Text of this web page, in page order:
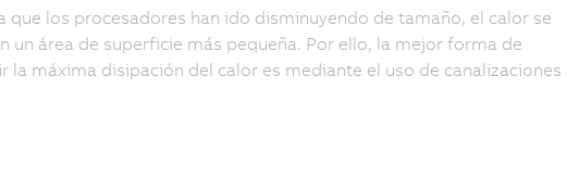
que los procesadores han ido disminuyendo de tamaño, el calor se
un área de superficie más pequeña. Por ello, la mejor forma de
la máxima disipación del calor es mediante el uso de canalizaciones